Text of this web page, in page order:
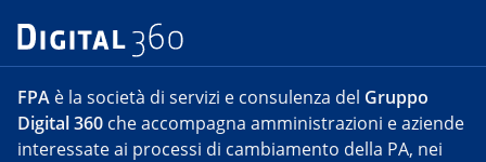
FPA è la società di servizi e consulenza del Gruppo
Digital 360 che accompagna amministrazioni e aziende
interessate ai processi di cambiamento della PA, nei